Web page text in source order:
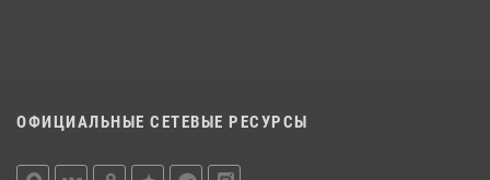
ОФИЦИАЛЬНЫЕ СЕТЕВЫЕ РЕСУРСЫ